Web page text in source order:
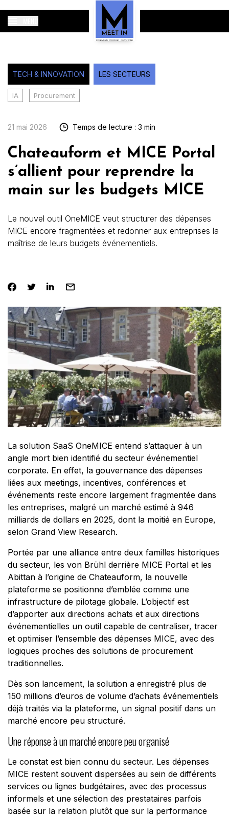
TECH & INNOVATION LES SECTEURS
IA Procurement
21 mai 2026 Temps de lecture : 3 min
Chateauform et MICE Portal
s’allient pour reprendre la
main sur les budgets MICE
Le nouvel outil OneMICE veut structurer des dépenses
MICE encore fragmentées et redonner aux entreprises la
maîtrise de leurs budgets événementiels.
La solution SaaS OneMICE entend s’attaquer à un
angle mort bien identifié du secteur événementiel
corporate. En effet, la gouvernance des dépenses
liées aux meetings, incentives, conférences et
événements reste encore largement fragmentée dans
les entreprises, malgré un marché estimé à 946
milliards de dollars en 2025, dont la moitié en Europe,
selon Grand View Research.
Portée par une alliance entre deux familles historiques
du secteur, les von Brühl derrière MICE Portal et les
Abittan à l’origine de Chateauform, la nouvelle
plateforme se positionne d’emblée comme une
infrastructure de pilotage globale. L’objectif est
d’apporter aux directions achats et aux directions
événementielles un outil capable de centraliser, tracer
et optimiser l’ensemble des dépenses MICE, avec des
logiques proches des solutions de procurement
traditionnelles.
Dès son lancement, la solution a enregistré plus de
150 millions d’euros de volume d’achats événementiels
déjà traités via la plateforme, un signal positif dans un
marché encore peu structuré.
Une réponse à un marché encore peu organisé
Le constat est bien connu du secteur. Les dépenses
MICE restent souvent dispersées au sein de différents
services ou lignes budgétaires, avec des processus
informels et une sélection des prestataires parfois
basée sur la relation plutôt que sur la performance